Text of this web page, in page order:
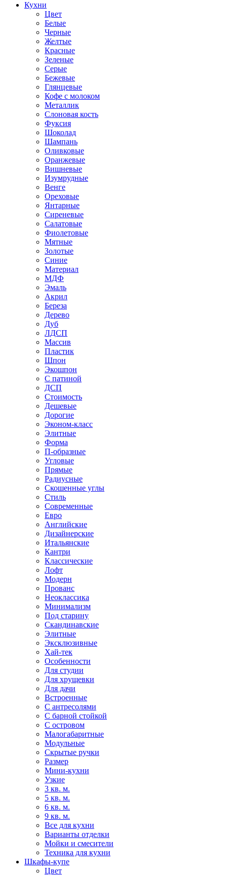
Кухни
Цвет
Белые
Черные
Желтые
Красные
Зеленые
Серые
Бежевые
Глянцевые
Кофе с молоком
Металлик
Слоновая кость
Фуксия
Шоколад
Шампань
Оливковые
Оранжевые
Вишневые
Изумрудные
Венге
Ореховые
Янтарные
Сиреневые
Салатовые
Фиолетовые
Мятные
Золотые
Синие
Материал
МДФ
Эмаль
Акрил
Береза
Дерево
Дуб
ЛДСП
Массив
Пластик
Шпон
Экошпон
С патиной
ДСП
Стоимость
Дешевые
Дорогие
Эконом-класс
Элитные
Форма
П-образные
Угловые
Прямые
Радиусные
Скошенные углы
Стиль
Современные
Евро
Английские
Дизайнерские
Итальянские
Кантри
Классические
Лофт
Модерн
Прованс
Неоклассика
Минимализм
Под старину
Скандинавские
Элитные
Эксклюзивные
Хай-тек
Особенности
Для студии
Для хрущевки
Для дачи
Встроенные
С антресолями
С барной стойкой
С островом
Малогабаритные
Модульные
Скрытые ручки
Размер
Мини-кухни
Узкие
3 кв. м.
5 кв. м.
6 кв. м.
9 кв. м.
Все для кухни
Варианты отделки
Мойки и смесители
Техника для кухни
Шкафы-купе
Цвет